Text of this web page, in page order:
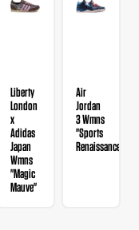
Liberty
London
x
Adidas
Japan
Wmns
"Magic
Mauve"
Air
Jordan
3 Wmns
"Sports
Renaissance"